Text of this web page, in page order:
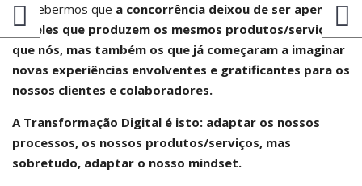
percebermos que a concorrência deixou de ser apenas
aqueles que produzem os mesmos produtos/serviços
que nós, mas também os que já começaram a imaginar
novas experiências envolventes e gratificantes para os
nossos clientes e colaboradores.
A Transformação Digital é isto: adaptar os nossos
processos, os nossos produtos/serviços, mas
sobretudo, adaptar o nosso mindset.